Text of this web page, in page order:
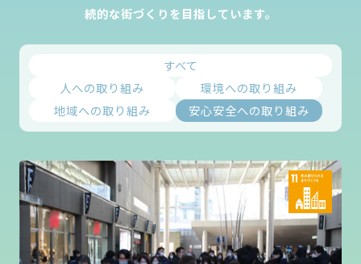
続的な街づくりを目指しています。
すべて
人への取り組み
環境への取り組み
地域への取り組み
安心安全への取り組み